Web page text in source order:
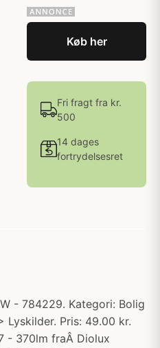
Køb her
Fri fragt fra kr.
500
14 dages
fortrydelsesret
- 784229. Kategori: Bolig
Lyskilder. Pris: 49.00 kr.
- 370lm fraÂ Diolux